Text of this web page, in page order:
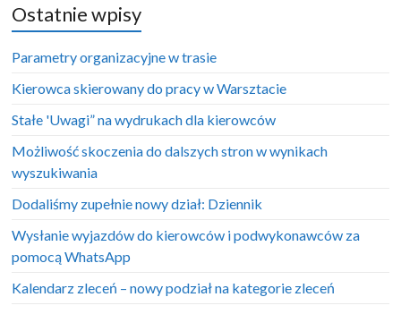
Ostatnie wpisy
Parametry organizacyjne w trasie
Kierowca skierowany do pracy w Warsztacie
Stałe 'Uwagi” na wydrukach dla kierowców
Możliwość skoczenia do dalszych stron w wynikach
wyszukiwania
Dodaliśmy zupełnie nowy dział: Dziennik
Wysłanie wyjazdów do kierowców i podwykonawców za
pomocą WhatsApp
Kalendarz zleceń – nowy podział na kategorie zleceń